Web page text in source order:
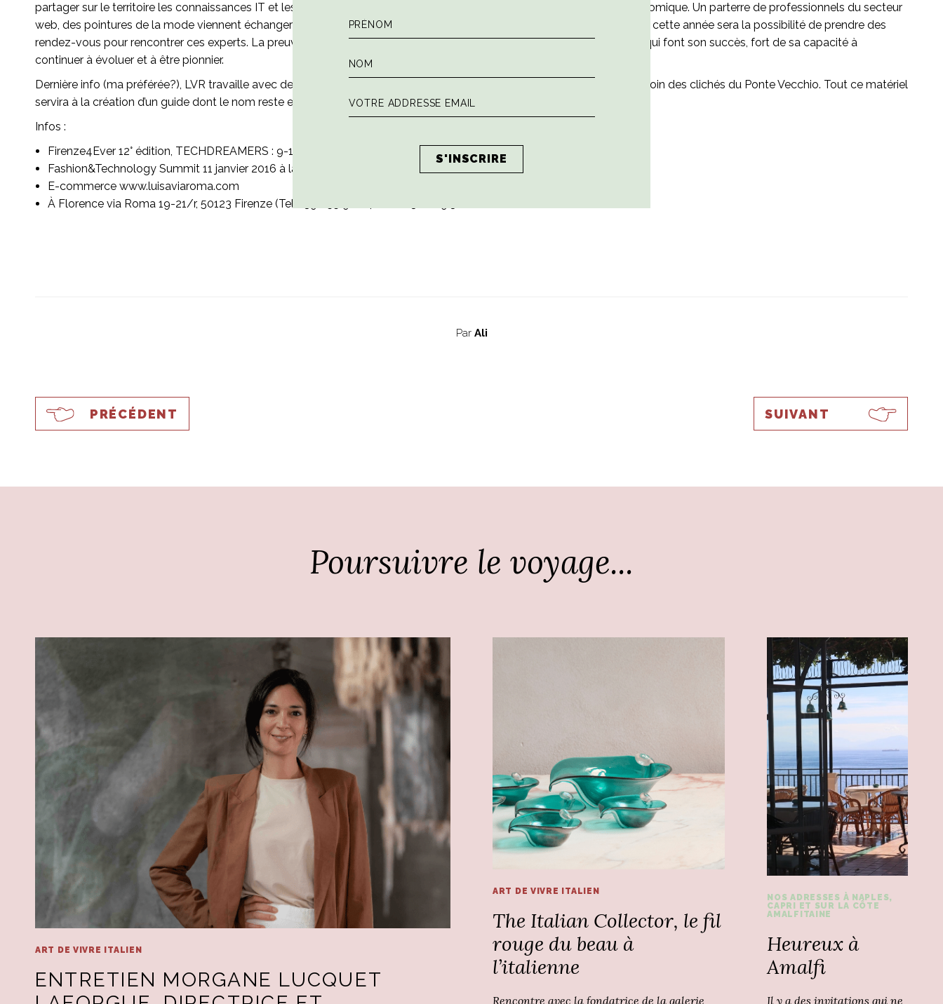
partager sur le territoire les connaissances IT et les techniques nouvelles de marketing pour booster la croissance économique. Un parterre de professionnels du secteur
web, des pointures de la mode viennent échanger des idées et des stratégies ayant fait leurs preuves. La nouveauté de cette année sera la possibilité de prendre des
rendez-vous pour rencontrer ces experts. La preuve encore une fois que Luisa n’a pas peur de partager les techniques qui font son succès, fort de sa capacité à
continuer à évoluer et à être pionnier.
Dernière info (ma préférée?), LVR travaille avec de jeunes photographes pour faire la promotion d’une Florence inédite, loin des clichés du Ponte Vecchio. Tout ce matériel
servira à la création d’un guide dont le nom reste encore à définir !
Infos :
Firenze4Ever 12° édition, TECHDREAMERS : 9-10-11 janvier 2016
Fashion&Technology Summit 11 janvier 2016 à la Palazzina Reale : inscription summit.lvr.com (soumis à validation)
E-commerce www.luisaviaroma.com
À Florence via Roma 19-21/r, 50123 Firenze (Tel: +39 055 906 4116) 10:30 – 19:30
Par Ali
PRÉCÉDENT SUIVANT
Poursuivre le voyage...
ART DE VIVRE ITALIEN
ENTRETIEN MORGANE LUCQUET
ART DE VIVRE ITALIEN
The Italian Collector, le fil
rouge du beau à
l’italienne
Rencontre avec la fondatrice de la galerie
NOS ADRESSES À NAPLES,
CAPRI ET SUR LA CÔTE
AMALFITAINE
Heureux à
Amalfi
Il y a des invitations qui ne